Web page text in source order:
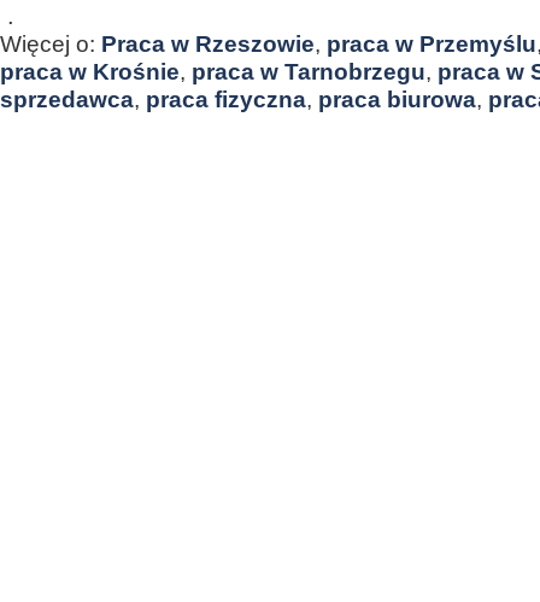
.
Więcej o: Praca w Rzeszowie, praca w Przemyślu
praca w Krośnie, praca w Tarnobrzegu, praca w
sprzedawca, praca fizyczna, praca biurowa,